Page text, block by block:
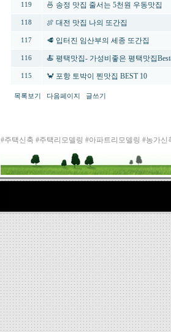
119 🍜 송정 맛집 줄서는 5천원 우동맛집
118 🍖 대전 맛집 나의 또간집
117 🥩 입터진 임산부의 세종 또간집
116 🍝 평택맛집- 가성비좋은 평택맛집
115 🦀 포항 토박이 찐맛집 BEST 10
목록보기 다음페이지 글쓰기
#주택신축 #주택리모델링 #아파트리모델링 #농가